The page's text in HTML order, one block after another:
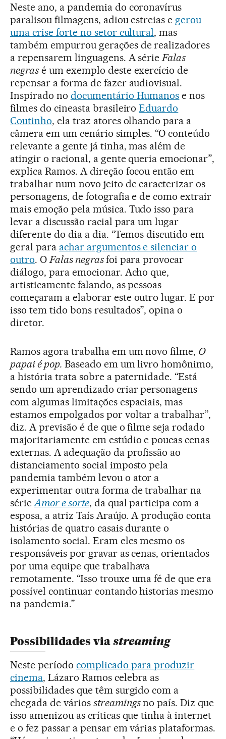
Neste ano, a pandemia do coronavírus
paralisou filmagens, adiou estreias e gerou
uma crise forte no setor cultural, mas
também empurrou gerações de realizadores
a repensarem linguagens. A série Falas
negrasé um exemplo deste exercício de
repensar a forma de fazer audiovisual.
Inspirado no documentário Humanos e nos
filmes do cineasta brasileiroEduardo
Coutinho, ela traz atores olhando para a
câmera em um cenário simples. “O conteúdo
relevante a gente já tinha, mas além de
atingir o racional, a gente queria emocionar”,
explica Ramos. A direção focou então em
trabalhar num novo jeito de caracterizar os
personagens, de fotografia e de como extrair
mais emoção pela música. Tudo isso para
levar a discussão racial para um lugar
diferente do dia a dia. “Temos discutido em
geral para achar argumentos e silenciar o
outro. O Falas negrasfoi para provocar
diálogo, para emocionar. Acho que,
artisticamente falando, as pessoas
começaram a elaborar este outro lugar. E por
isso tem tido bons resultados”, opina o
diretor.
Ramos agora trabalha em um novo filme, O
papai é pop. Baseado em um livro homônimo,
a história trata sobre a paternidade. “Está
sendo um aprendizado criar personagens
com algumas limitações espaciais, mas
estamos empolgados por voltar a trabalhar”,
diz. A previsão é de que o filme seja rodado
majoritariamente em estúdio e poucas cenas
externas. A adequação da profissão ao
distanciamento social imposto pela
pandemia também levou o ator a
experimentar outra forma de trabalhar na
série Amor e sorte, da qual participa com a
esposa, a atriz Taís Araújo. A produção conta
histórias de quatro casais durante o
isolamento social. Eram eles mesmo os
responsáveis por gravar as cenas, orientados
por uma equipe que trabalhava
remotamente. “Isso trouxe uma fé de que era
possível continuar contando historias mesmo
na pandemia.”
Possibilidades viastreaming
Neste período complicado para produzir
cinema, Lázaro Ramos celebra as
possibilidades que têm surgido com a
chegada de vários streamingsno país. Diz que
isso amenizou as críticas que tinha à internet
e o fez passar a pensar em várias plataformas.